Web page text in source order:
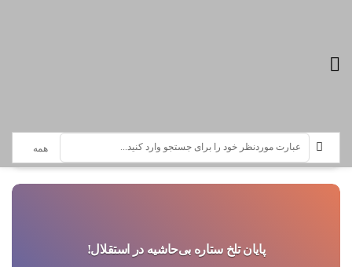
سرویس خبری جعفر سلمانی
پایان تلخ ستاره بی‌حاشیه در استقلال!